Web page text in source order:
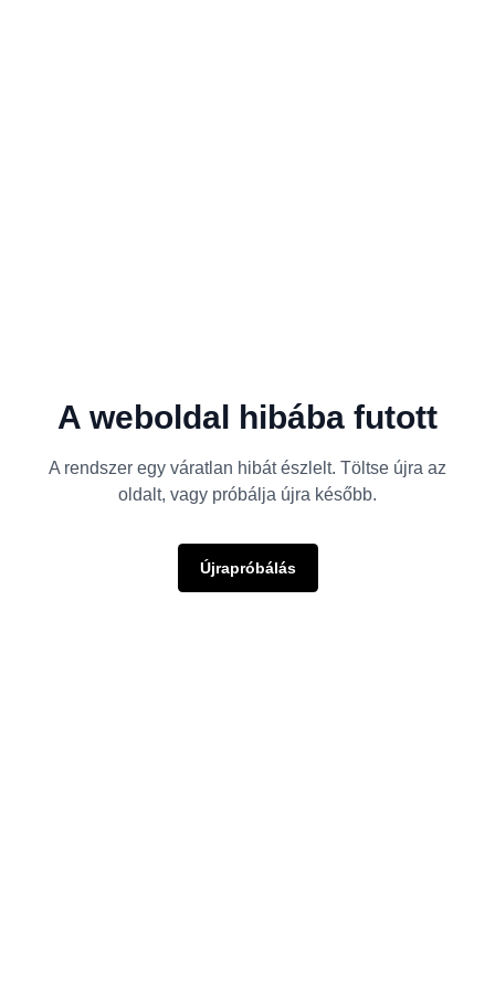
A weboldal hibába futott
A rendszer egy váratlan hibát észlelt. Töltse újra az
oldalt, vagy próbálja újra később.
Újrapróbálás